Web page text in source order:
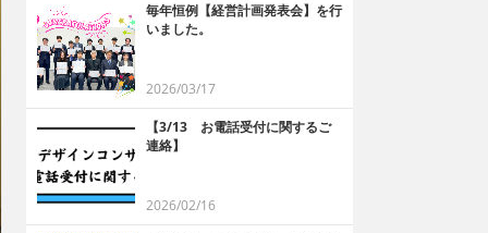
毎年恒例【経営計画発表会】を行
いました。
2026/03/17
【3/13 お電話受付に関するご
連絡】
2026/02/16